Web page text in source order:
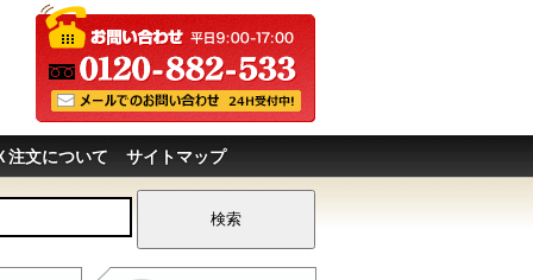
注文について サイトマップ